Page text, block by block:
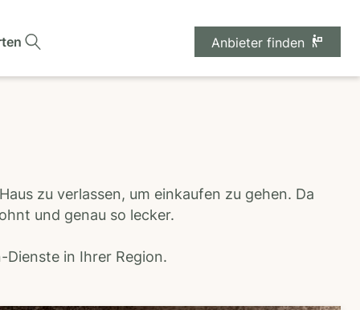
Anbieter finden
zu verlassen, um einkaufen zu gehen. Da
und genau so lecker.
Dienste in Ihrer Region.